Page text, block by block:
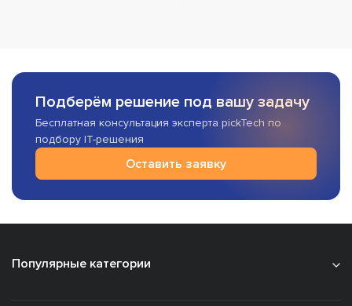
Подберём решение под вашу задачу
Бесплатная консультация эксперта pickTech по
подбору IT-решения
Оставить заявку
Популярные категории